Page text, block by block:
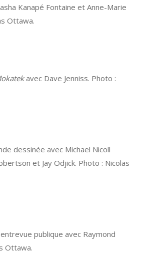
Kanapé Fontaine et Anne-Marie
Ottawa.
avec Dave Jenniss. Photo :
dessinée avec Michael Nicoll
et Jay Odjick. Photo : Nicolas
publique avec Raymond
Ottawa.